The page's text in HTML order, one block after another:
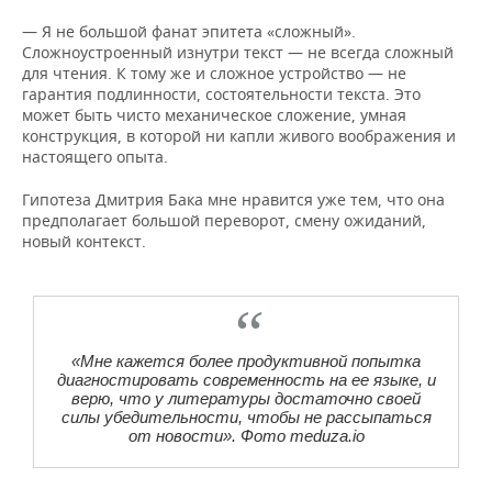
— Я не большой фанат эпитета «сложный».
Сложноустроенный изнутри текст — не всегда сложный
для чтения. К тому же и сложное устройство — не
гарантия подлинности, состоятельности текста. Это
может быть чисто механическое сложение, умная
конструкция, в которой ни капли живого воображения и
настоящего опыта.
Гипотеза Дмитрия Бака мне нравится уже тем, что она
предполагает большой переворот, смену ожиданий,
новый контекст.
«Мне кажется более продуктивной попытка
диагностировать современность на ее языке, и
верю, что у литературы достаточно своей
силы убедительности, чтобы не рассыпаться
от новости». Фото meduza.io